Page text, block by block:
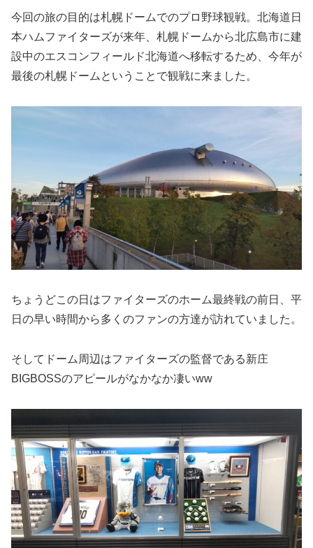
今回の旅の目的は札幌ドームでのプロ野球観戦。北海道日
本ハムファイターズが来年、札幌ドームから北広島市に建
設中のエスコンフィールド北海道へ移転するため、今年が
最後の札幌ドームということで観戦に来ました。
ちょうどこの日はファイターズのホーム最終戦の前日、平
日の早い時間から多くのファンの方達が訪れていました。
そしてドーム周辺はファイターズの監督である新庄
BIGBOSSのアピールがなかなか凄いww